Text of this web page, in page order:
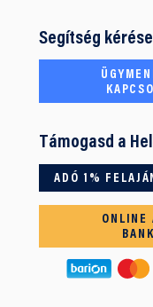
Segítség kérése
Támogasd a
ADÓ 1%
ONLINE